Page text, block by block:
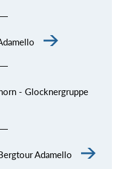
- Glocknergruppe
Adamello